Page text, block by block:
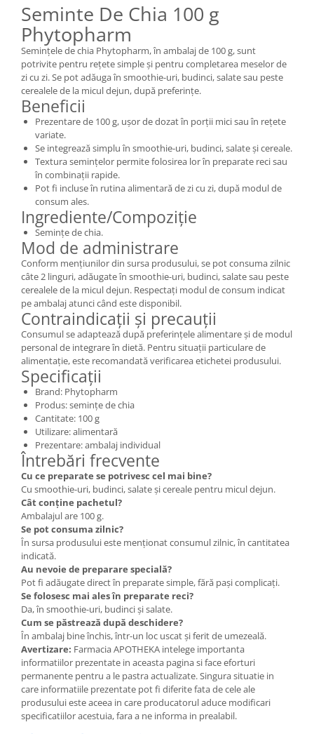
Seminte De Chia 100 g
Phytopharm
Semințele de chia Phytopharm, în ambalaj de 100 g, sunt
potrivite pentru rețete simple și pentru completarea meselor de
zi cu zi. Se pot adăuga în smoothie-uri, budinci, salate sau peste
cerealele de la micul dejun, după preferințe.
Beneficii
Prezentare de 100 g, ușor de dozat în porții mici sau în rețete
variate.
Se integrează simplu în smoothie-uri, budinci, salate și cereale.
Textura semințelor permite folosirea lor în preparate reci sau
în combinații rapide.
Pot fi incluse în rutina alimentară de zi cu zi, după modul de
consum ales.
Ingrediente/Compoziție
Semințe de chia.
Mod de administrare
Conform mențiunilor din sursa produsului, se pot consuma zilnic
câte 2 linguri, adăugate în smoothie-uri, budinci, salate sau peste
cerealele de la micul dejun. Respectați modul de consum indicat
pe ambalaj atunci când este disponibil.
Contraindicații și precauții
Consumul se adaptează după preferințele alimentare și de modul
personal de integrare în dietă. Pentru situații particulare de
alimentație, este recomandată verificarea etichetei produsului.
Specificații
Brand: Phytopharm
Produs: semințe de chia
Cantitate: 100 g
Utilizare: alimentară
Prezentare: ambalaj individual
Întrebări frecvente
Cu ce preparate se potrivesc cel mai bine?
Cu smoothie-uri, budinci, salate și cereale pentru micul dejun.
Cât conține pachetul?
Ambalajul are 100 g.
Se pot consuma zilnic?
În sursa produsului este menționat consumul zilnic, în cantitatea
indicată.
Au nevoie de preparare specială?
Pot fi adăugate direct în preparate simple, fără pași complicați.
Se folosesc mai ales în preparate reci?
Da, în smoothie-uri, budinci și salate.
Cum se păstrează după deschidere?
În ambalaj bine închis, într-un loc uscat și ferit de umezeală.
Avertizare: Farmacia APOTHEKA intelege importanta
informatiilor prezentate in aceasta pagina si face eforturi
permanente pentru a le pastra actualizate. Singura situatie in
care informatiile prezentate pot fi diferite fata de cele ale
produsului este aceea in care producatorul aduce modificari
specificatiilor acestuia, fara a ne informa in prealabil.